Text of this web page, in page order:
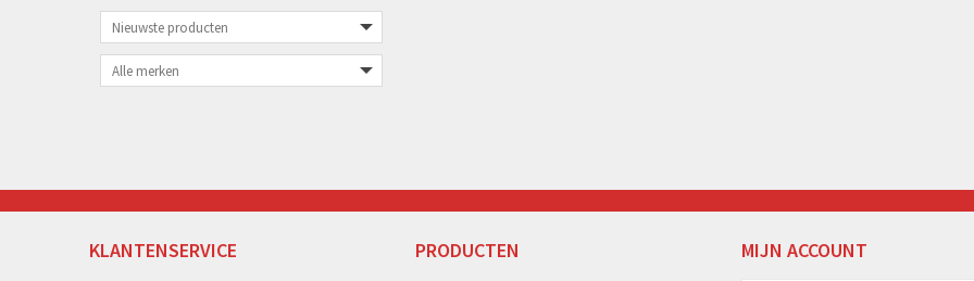
KLANTENSERVICE PRODUCTEN MIJN ACCOUNT